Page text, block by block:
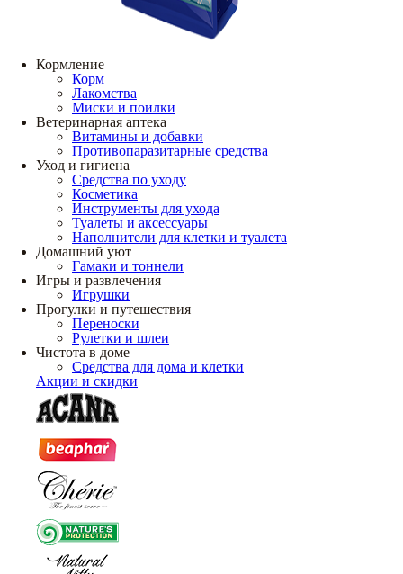
Кормление
Корм
Лакомства
Миски и поилки
Ветеринарная аптека
Витамины и добавки
Противопаразитарные средства
Уход и гигиена
Средства по уходу
Косметика
Инструменты для ухода
Туалеты и аксессуары
Наполнители для клетки и туалета
Домашний уют
Гамаки и тоннели
Игры и развлечения
Игрушки
Прогулки и путешествия
Переноски
Рулетки и шлеи
Чистота в доме
Средства для дома и клетки
Акции и скидки